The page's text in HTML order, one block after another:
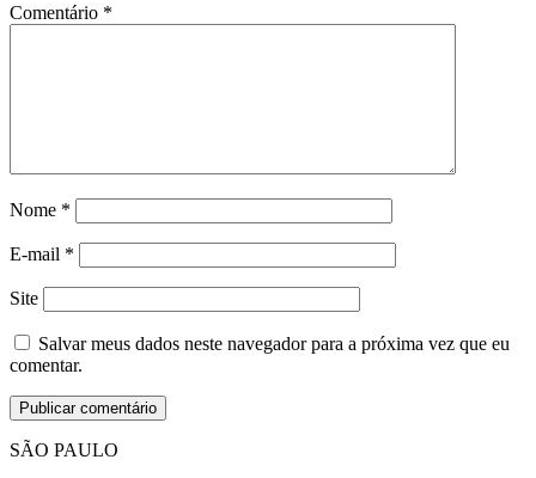
Comentário *
Nome *
E-mail *
Site
Salvar meus dados neste navegador para a próxima vez que eu
comentar.
SÃO PAULO